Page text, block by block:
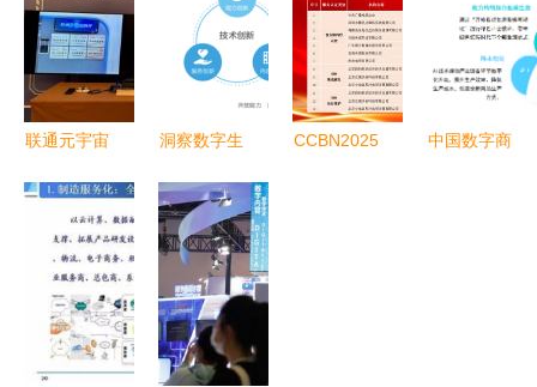
型新篇章
届全民阅读
大会赋能行
业共发展
式调整与市
鲶效应
下勇立潮
头？
联通元宇宙
推出“潮人
元宇宙”，
助推潮汕数
字经济数字
内容服务
洞察数字生
华为2018
终端云服务
白皮书揭
示“十大发
现”
CCBN2025
中国数字商